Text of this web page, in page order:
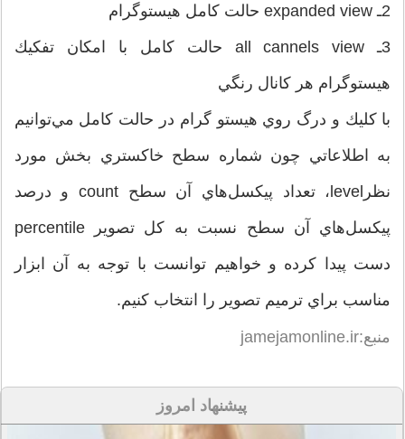
2ـ‌ expanded view حالت كامل هيستوگرام
3ـ‌ all cannels view حالت كامل با امكان تفكيك
هيستوگرام هر كانال رنگي
با كليك و درگ روي هيستو گرام در حالت كامل مي‌توانيم
به اطلاعاتي چون شماره سطح خاكستري بخش مورد
نظرlevel، تعداد پيكسل‌هاي آن سطح count و درصد
پيكسل‌هاي آن سطح نسبت به كل تصوير percentile
دست پيدا كرده و خواهيم توانست با توجه به آن ابزار
مناسب براي ترميم تصوير را انتخاب كنيم.
منبع:jamejamonline.ir
پیشنهاد امروز